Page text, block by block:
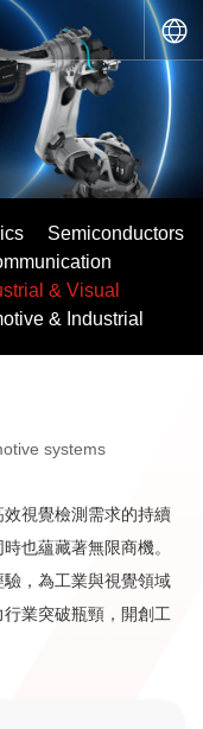
Semiconductors
& Visual
& Industrial
systems
視覺檢測需求的持續
也蘊藏著無限商機。
，為工業與視覺領域
業突破瓶頸，開創工